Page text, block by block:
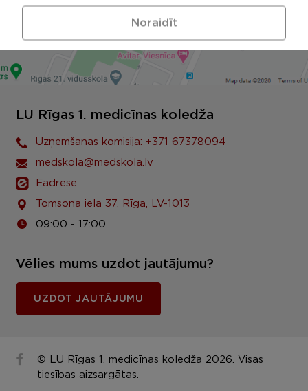
LU Rīgas 1. medicīnas koledža
Uzņemšanas komisija: +371 67378094
medskola@medskola.lv
Eadrese
Tomsona iela 37, Rīga, LV-1013
09:00 - 17:00
Vēlies mums uzdot jautājumu?
UZDOT JAUTĀJUMU
© LU Rīgas 1. medicīnas koledža 2026. Visas
tiesības aizsargātas.
Noraidīt